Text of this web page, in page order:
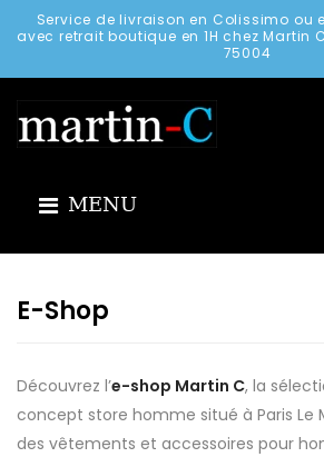
Service de livraison en Colissimo ou
avec retrait boutique en 1H chez Martin
75004
MENU
E-Shop
Découvrez l’e-shop Martin C, la
concept store homme situé à Paris Le
des vêtements et accessoires pour